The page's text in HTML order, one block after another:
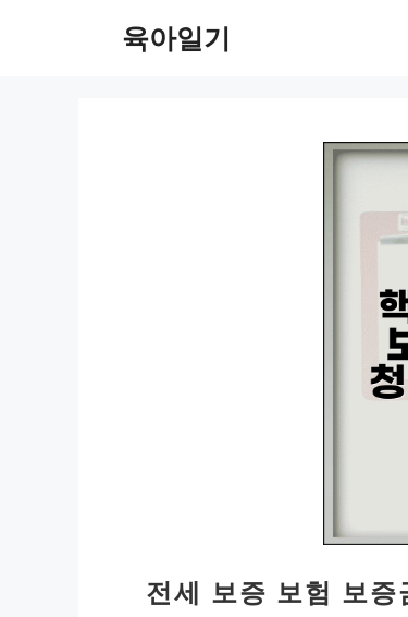
육아일기
전세 보증 보험 보